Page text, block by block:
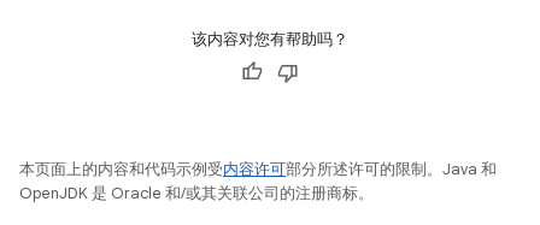
该内容对您有帮助吗？
本页面上的内容和代码示例受内容许可部分所述许可的限制。Java 和
OpenJDK 是 Oracle 和/或其关联公司的注册商标。